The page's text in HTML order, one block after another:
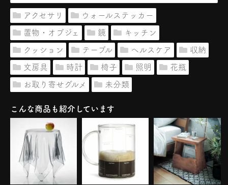
アクセサリ ウォールステッカー
置物・オブジェ 鏡 キッチン
クッション テーブル ヘルスケア 収納
文房具 時計 椅子 照明 花瓶
お取り寄せグルメ 未分類
こんな商品も紹介しています